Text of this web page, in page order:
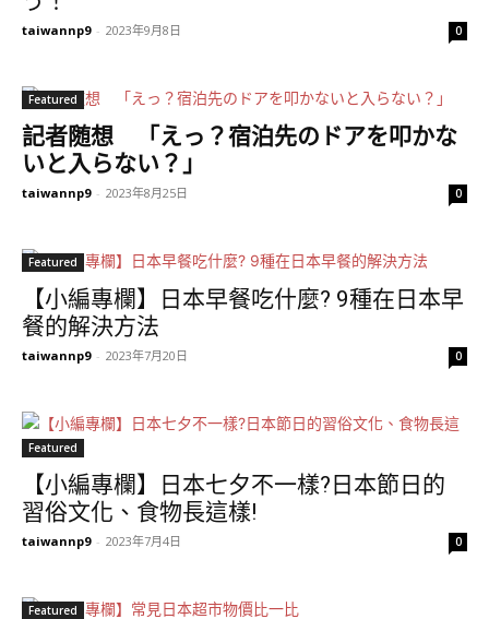
taiwannp9 - 2023年9月8日 0
Featured
記者随想
「えっ？宿泊先のドアを叩かな
いと入らない？」
taiwannp9 - 2023年8月25日 0
Featured
【小編專欄】日本早餐吃什麼? 9種在日本早
餐的解決方法
taiwannp9 - 2023年7月20日 0
Featured
【小編專欄】日本七夕不一樣?日本節日的
習俗文化、食物長這樣!
taiwannp9 - 2023年7月4日 0
Featured